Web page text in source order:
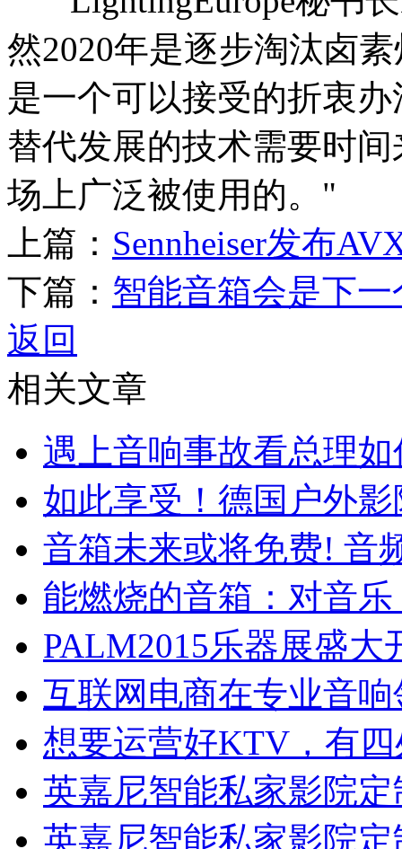
然2020年是逐步淘汰卤
是一个可以接受的折衷
替代发展的技术需要时
场上广泛被使用的。"
上篇： Sennheiser发布
下篇： 智能音箱会是下
返回
相关文章
遇上音响事故看总理
如此享受！德国户外
音箱未来或将免费! 音
能燃烧的音箱：对音
PALM2015乐器展盛大
互联网电商在专业音
想要运营好KTV，有
英嘉尼智能私家影院
英嘉尼智能私家影院